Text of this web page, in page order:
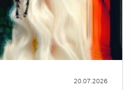
20.07.2026